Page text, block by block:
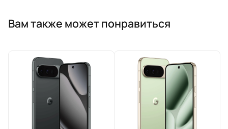
Вам также может понравиться